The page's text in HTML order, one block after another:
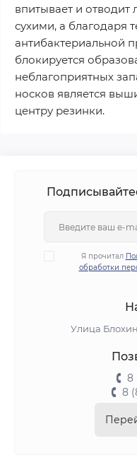
впитывает и
сухими, а благодаря
антибактериальной
блокируется
неблагоприятных
носков является
центру резинки.
Я прочитал
обработки
Улица
8
8